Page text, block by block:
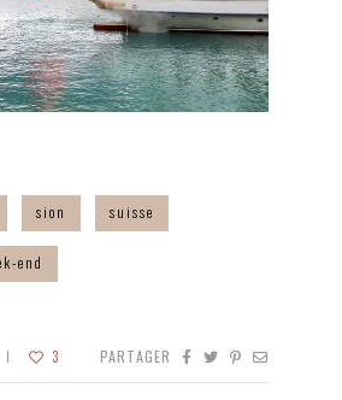
sion suisse
end
3 PARTAGER